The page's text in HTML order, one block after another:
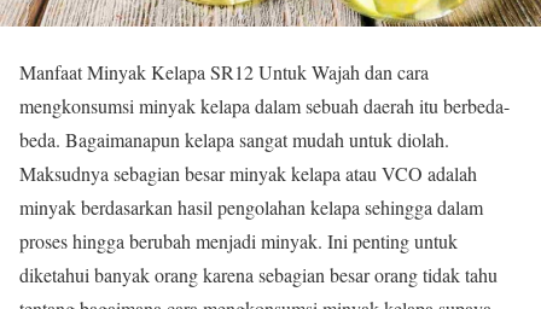
Manfaat Minyak Kelapa SR12 Untuk Wajah dan cara
mengkonsumsi minyak kelapa dalam sebuah daerah itu berbeda-
beda. Bagaimanapun kelapa sangat mudah untuk diolah.
Maksudnya sebagian besar minyak kelapa atau VCO adalah
minyak berdasarkan hasil pengolahan kelapa sehingga dalam
proses hingga berubah menjadi minyak. Ini penting untuk
diketahui banyak orang karena sebagian besar orang tidak tahu